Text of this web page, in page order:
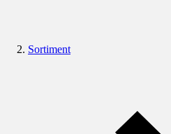
Sortiment